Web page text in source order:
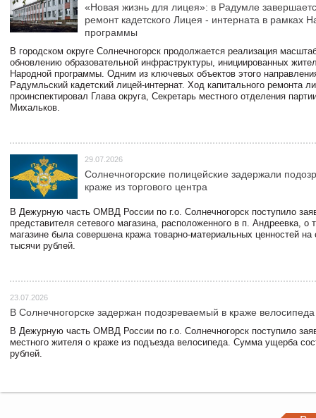
«Новая жизнь для лицея»: в Радумле
ремонт кадетского Лицея - интерната в рамках
программы
В городском округе Солнечногорск продолжается реализация
обновлению образовательной инфраструктуры, инициированных
Народной программы. Одним из ключевых объектов этого
Радумльский кадетский лицей-интернат. Ход капитального ремонта
проинспектировал Глава округа, Секретарь местного отделения
Михальков.
29.07.2026
Солнечногорские полицейские задержали
краже из торгового центра
В Дежурную часть ОМВД России по г.о. Солнечногорск поступило
представителя сетевого магазина, расположенного в п. Андреевка, о
магазине была совершена кража товарно-материальных ценностей
тысячи рублей.
23.07.2026
В Солнечногорске задержан подозреваемый в краже велосипеда
В Дежурную часть ОМВД России по г.о. Солнечногорск поступило
местного жителя о краже из подъезда велосипеда. Сумма ущерба
рублей.